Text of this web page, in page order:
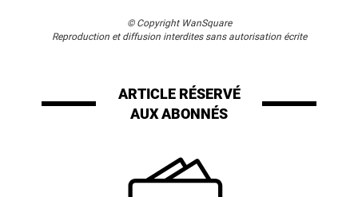
© Copyright WanSquare
Reproduction et diffusion interdites sans autorisation écrite
ARTICLE RÉSERVÉ
AUX ABONNÉS